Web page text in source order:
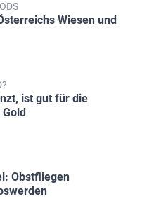
Wiesen und
ist gut für die
Obstfliegen